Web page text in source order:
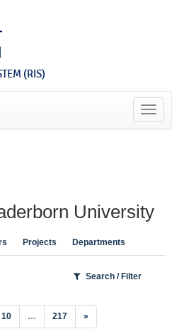
(RIS)
University
Projects Departments
Search / Filter
10 … 217 »